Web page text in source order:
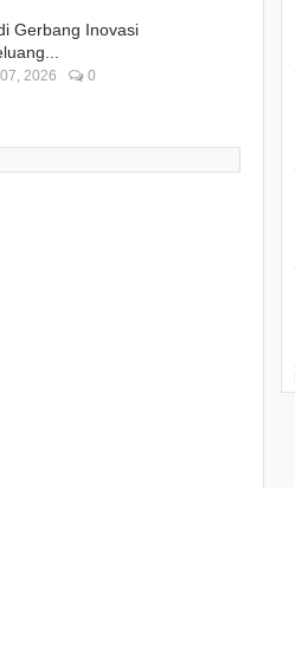
Gerbang Inovasi
2026 0